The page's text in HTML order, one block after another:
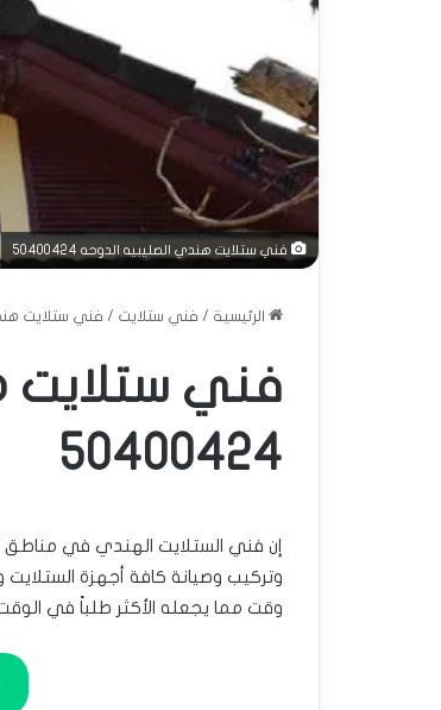
فني ستلايت هندي الصليبيه الدوحه 50400424
الرئيسية / فني ستلايت / فني ستلايت هندي
فني ستلايت
50400424
إن فني الستلايت الهندي في مناطق
وقت مما يجعله الأكثر طلباً في